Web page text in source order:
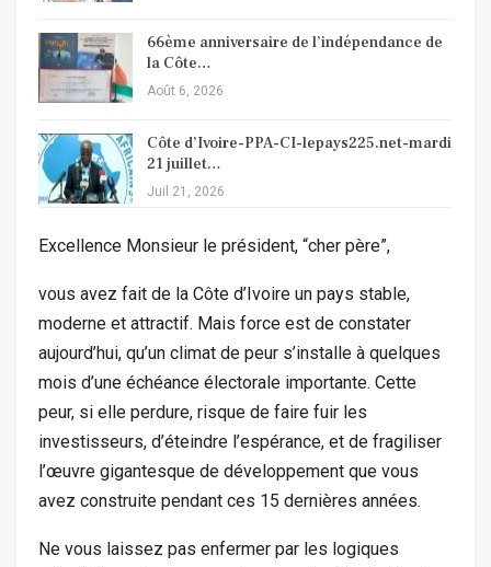
66ème anniversaire de l’indépendance de
la Côte…
Août 6, 2026
Côte d’Ivoire-PPA-CI-lepays225.net-mardi
21 juillet…
Juil 21, 2026
Excellence Monsieur le président, “cher père”,
vous avez fait de la Côte d’Ivoire un pays stable,
moderne et attractif. Mais force est de constater
aujourd’hui, qu’un climat de peur s’installe à quelques
mois d’une échéance électorale importante. Cette
peur, si elle perdure, risque de faire fuir les
investisseurs, d’éteindre l’espérance, et de fragiliser
l’œuvre gigantesque de développement que vous
avez construite pendant ces 15 dernières années.
Ne vous laissez pas enfermer par les logiques